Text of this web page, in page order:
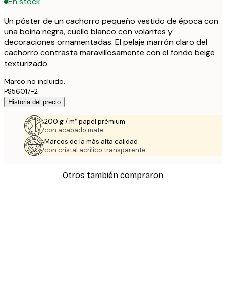
Un póster de un cachorro pequeño vestido de época con
una boina negra, cuello blanco con volantes y
decoraciones ornamentadas. El pelaje marrón claro del
cachorro contrasta maravillosamente con el fondo beige
texturizado.
Marco no incluido.
PS56017-2
Historia del precio
200 g / m² papel prémium
con acabado mate.
Marcos de la más alta calidad
con cristal acrílico transparente.
Otros también compraron